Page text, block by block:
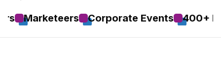
Corporate Events 400+